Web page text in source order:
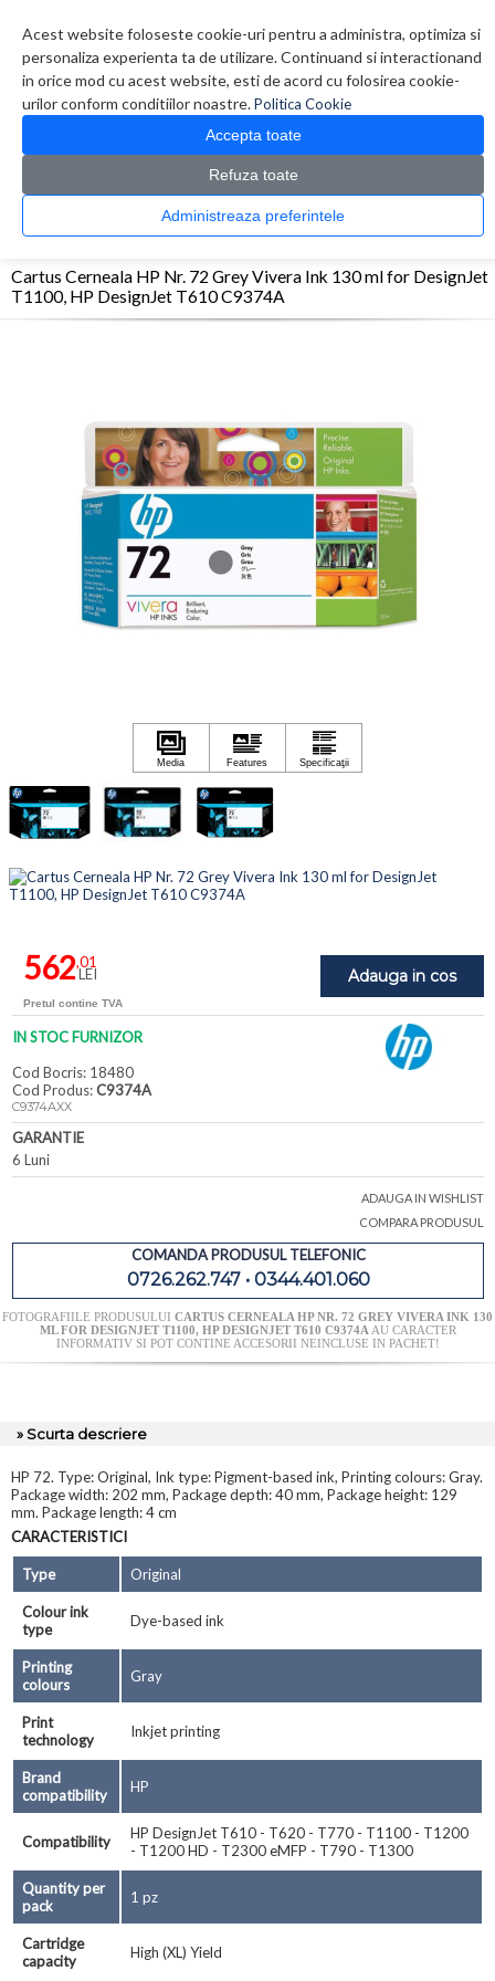
Acest website foloseste cookie-uri pentru a administra, optimiza si
personaliza experienta ta de utilizare. Continuand si interactionand
in orice mod cu acest website, esti de acord cu folosirea cookie-
urilor conform conditiilor noastre.Politica Cookie
Accepta toate
Refuza toate
Administreaza preferintele
0 produs(e)
CATALOG PRODUSE
Consumabile originale > Inkjet > Cartus Cerneala HP Nr. 72 Grey
Cartus Cerneala HP Nr. 72 Grey Vivera Ink 130 ml for DesignJet
T1100, HP DesignJet T610 C9374A
Adauga in cos
562,01
LEI
Pretul contine TVA
IN STOC FURNIZOR
Cod Bocris: 18480
Cod Produs:C9374A
C9374AXX
GARANTIE
6 Luni
ADAUGA IN WISHLIST
COMPARA PRODUSUL
COMANDA PRODUSUL TELEFONIC
0726.262.747 • 0344.401.060
FOTOGRAFIILE PRODUSULUI CARTUS CERNEALA HP NR. 72 GREY VIVERA INK 130
ML FOR DESIGNJET T1100, HP DESIGNJET T610 C9374A AU CARACTER
INFORMATIV SI POT CONTINE ACCESORII NEINCLUSE IN PACHET!
» Scurta descriere
HP 72. Type: Original, Ink type: Pigment-based ink, Printing colours: Gray.
Package width: 202 mm, Package depth: 40 mm, Package height: 129
mm. Package length: 4 cm
CARACTERISTICI
Type Original
Colour ink
type
Dye-based ink
Printing
colours
Gray
Print
technology
Inkjet printing
Brand
compatibility
HP
Compatibility
HP DesignJet T610 - T620 - T770 - T1100 - T1200
- T1200 HD - T2300 eMFP - T790 - T1300
Quantity per
pack
1 pz
Cartridge
capacity
High (XL) Yield